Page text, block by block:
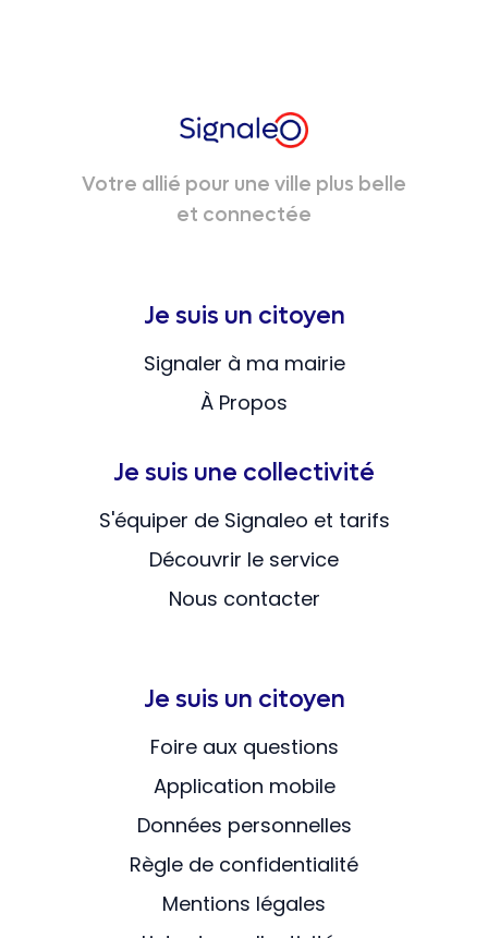
Votre allié pour une ville plus belle
et connectée
Je suis un citoyen
Signaler à ma mairie
À Propos
Je suis une collectivité
S'équiper de Signaleo et tarifs
Découvrir le service
Nous contacter
Je suis un citoyen
Foire aux questions
Application mobile
Données personnelles
Règle de confidentialité
Mentions légales